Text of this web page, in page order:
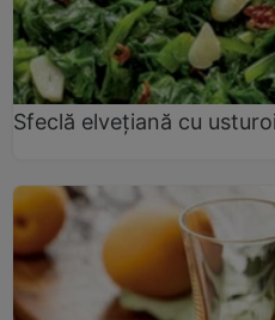
Sfeclă elvețiană cu usturoi